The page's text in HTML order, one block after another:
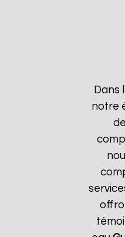
Dans
notre